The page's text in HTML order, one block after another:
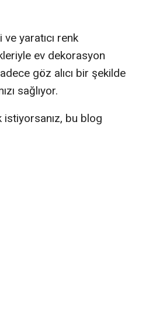
yaratıcı renk
ev dekorasyon
göz alıcı bir şekilde
sağlıyor.
istiyorsanız, bu blog